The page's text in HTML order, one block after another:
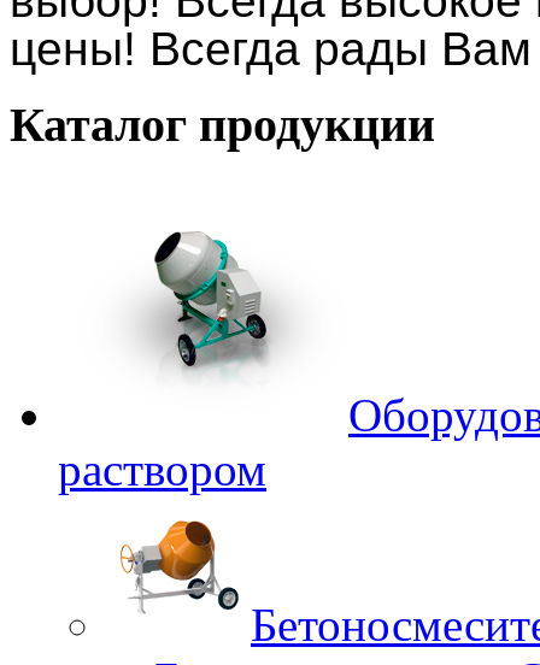
цены! Всегда рады Вам
Каталог продукции
раствором